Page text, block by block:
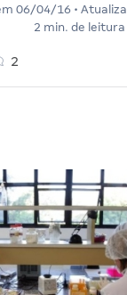
06/04/16 •
2 min. de leitura
2